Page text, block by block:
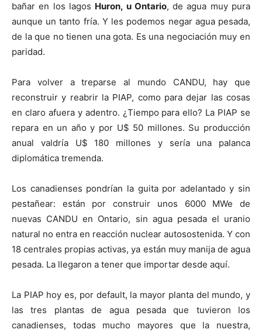
bañar en los lagos Huron, u Ontario, de agua muy pura
aunque un tanto fría. Y les podemos negar agua pesada,
de la que no tienen una gota. Es una negociación muy en
paridad.
Para volver a treparse al mundo CANDU, hay que
reconstruir y reabrir la PIAP, como para dejar las cosas
en claro afuera y adentro. ¿Tiempo para ello? La PIAP se
repara en un año y por U$ 50 millones. Su producción
anual valdría U$ 180 millones y sería una palanca
diplomática tremenda.
Los canadienses pondrían la guita por adelantado y sin
pestañear: están por construir unos 6000 MWe de
nuevas CANDU en Ontario, sin agua pesada el uranio
natural no entra en reacción nuclear autosostenida. Y con
18 centrales propias activas, ya están muy manija de agua
pesada. La llegaron a tener que importar desde aquí.
La PIAP hoy es, por default, la mayor planta del mundo, y
las tres plantas de agua pesada que tuvieron los
canadienses, todas mucho mayores que la nuestra,